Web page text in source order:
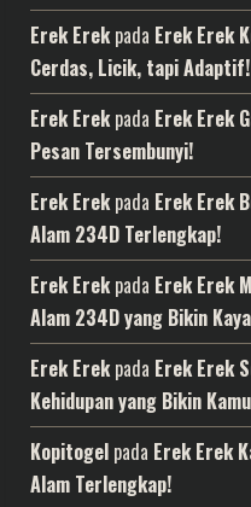
Erek Erekpada Erek Erek
Cerdas, Licik, tapi Adaptif!
Erek Erekpada Erek Erek
Pesan Tersembunyi!
Erek Erekpada Erek Erek
Alam 234D Terlengkap!
Erek Erekpada Erek Erek
Alam 234D yang Bikin
Erek Erekpada Erek Erek
Kehidupan yang Bikin
Kopitogel pada Erek Erek
Alam Terlengkap!